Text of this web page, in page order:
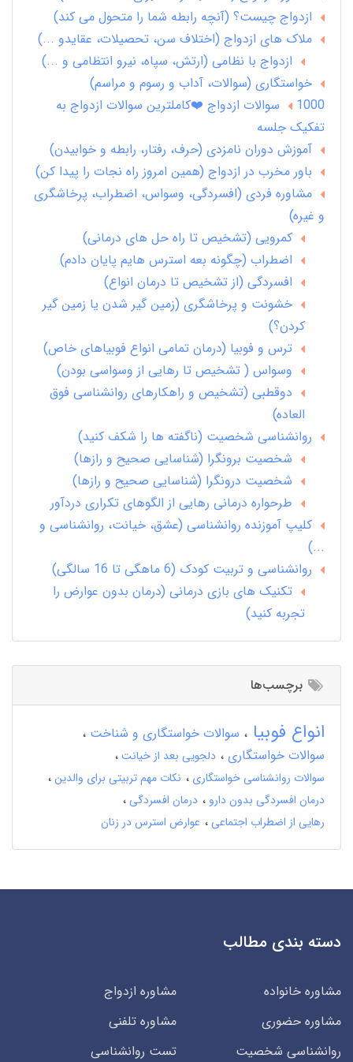
ازدواج چیست؟ (آنچه رابطه شما را متحول می کند)
ملاک های ازدواج (اختلاف سن، تحصیلات، عقایدو ...)
ازدواج با نظامی (ارتش، سپاه، نیرو انتظامی و ...)
خواستگاری (سوالات، آداب و رسوم و مراسم)
1000 سوالات ازدواج ❤️کاملترین سوالات ازدواج به
تفکیک جلسه
آموزش دوران نامزدی (حرف، رفتار، رابطه و خوابیدن)
باور مخرب در ازدواج (همین امروز راه نجات را پیدا کن)
مشاوره فردی (افسردگی، وسواس، اضطراب، پرخاشگری
و غیره)
کمرویی (تشخیص تا راه حل های درمانی)
اضطراب (چگونه بعه استرس هایم پایان دادم)
افسردگی (از تشخیص تا درمان انواع)
خشونت و پرخاشگری (زمین گیر شدن یا زمین گیر
کردن؟)
ترس و فوبیا (درمان تمامی انواع فوبیاهای خاص)
وسواس ( تشخیص تا رهایی از وسواسی بودن)
دوقطبی (تشخیص و راهکارهای روانشناسی فوق
العاده)
روانشناسی شخصیت (ناگفته ها را شکف کنید)
شخصیت برونگرا (شناسایی صحیح و رازها)
شخصیت درونگرا (شناسایی صحیح و رازها)
طرحواره درمانی رهایی از الگوهای تکراری دردآور
کلیپ آموزنده روانشناسی (عشق، خیانت، روانشناسی و
...)
روانشناسی و تربیت کودک (6 ماهگی تا 16 سالگی)
تکنیک های بازی درمانی (درمان بدون عوارض را
تجربه کنید)
برچسب‌ها
انواع فوبیا
سوالات خواستگاری و شناخت
سوالات خواستگاری
دلجویی بعد از خیانت
سوالات روانشناسی خواستگاری
نکات مهم تربیتی برای والدین
درمان افسردگی بدون دارو
درمان افسردگی
رهایی از اضطراب اجتماعی
عوارض استرس در زنان
دسته بندی مطالب
مشاوره خانواده
مشاوره ازدواج
مشاوره حضوری
مشاوره تلفنی
روانشناسی شخصیت
تست روانشناسی